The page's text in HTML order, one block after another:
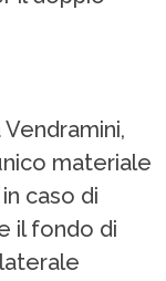
materiale
caso di
il fondo di